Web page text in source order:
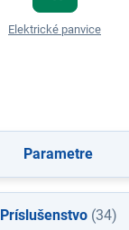
Elektrické panvice
Parametre
Príslušenstvo(34)